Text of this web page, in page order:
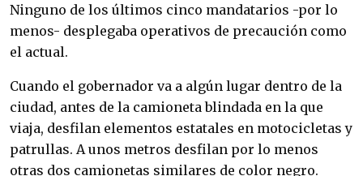
Ninguno de los últimos cinco mandatarios -por lo
menos- desplegaba operativos de precaución como
el actual.
Cuando el gobernador va a algún lugar dentro de la
ciudad, antes de la camioneta blindada en la que
viaja, desfilan elementos estatales en motocicletas y
patrullas. A unos metros desfilan por lo menos
otras dos camionetas similares de color negro.